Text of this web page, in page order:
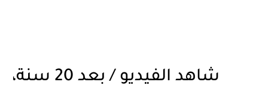
شاهد الفيديو / بعد 20 سنة،